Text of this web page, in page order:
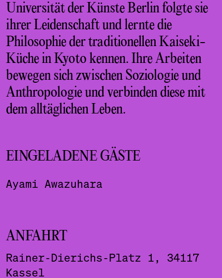
Universität der Künste Berlin folgte sie
ihrer Leidenschaft und lernte die
Philosophie der traditionellen Kaiseki-
Küche in Kyoto kennen. Ihre Arbeiten
bewegen sich zwischen Soziologie und
Anthropologie und verbinden diese mit
dem alltäglichen Leben.
EINGELADENE GÄSTE
Ayami Awazuhara
ANFAHRT
Rainer-Dierichs-Platz 1, 34117
Kassel